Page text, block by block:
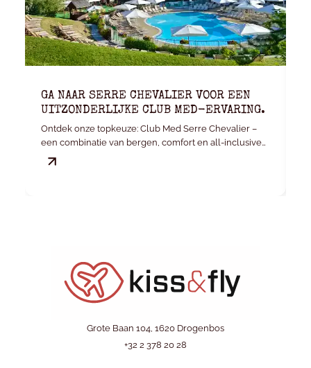
GA NAAR SERRE CHEVALIER VOOR EEN
UITZONDERLIJKE CLUB MED-ERVARING.
Ontdek onze topkeuze: Club Med Serre Chevalier –
een combinatie van bergen, comfort en all-inclusive
gemak.
Grote Baan 104, 1620 Drogenbos
+32 2 378 20 28